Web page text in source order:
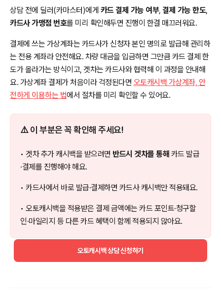
상담 전에 딜러(카마스터)에게 카드 결제 가능 여부, 결제 가능 한도,
카드사 가맹점 번호를 미리 확인해두면 진행이 한결 매끄러워요.
결제에 쓰는 가상계좌는 카드사가 신청자 본인 명의로 발급해 관리하
는 전용 계좌라 안전해요. 차량 대금을 입금하면 그만큼 카드 결제 한
도가 올라가는 방식이고, 겟차는 카드사와 협력해 이 과정을 안내해
요. 가상계좌 결제가 처음이라 걱정된다면 오토캐시백 가상계좌, 안
전하게 이용하는 법에서 절차를 미리 확인할 수 있어요.
⚠️ 이 부분은 꼭 확인해 주세요!
• 겟차 추가 캐시백을 받으려면 반드시 겟차를 통해 카드 발급
·결제를 진행해야 해요.
• 카드사에서 바로 발급·결제하면 카드사 캐시백만 적용돼요.
• 오토캐시백을 적용받은 결제 금액에는 카드 포인트·청구할
인·마일리지 등 다른 카드 혜택이 함께 적용되지 않아요.
오토캐시백 상담 신청하기